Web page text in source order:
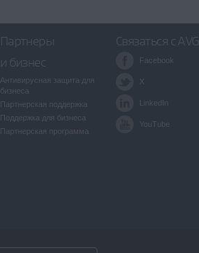
Партнеры
и бизнес
Антивирусная защита для
бизнеса
Партнерская поддержка
Поддержка для бизнеса
Партнерская программа
Связаться с AVG
Facebook
X
LinkedIn
YouTube